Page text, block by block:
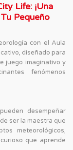
Life: ¡Una
Pequeño
con el Aula
diseñado para
juego imaginativo y
fenómenos
desempeñar
ser la maestra que
meteorológicos,
que aprende